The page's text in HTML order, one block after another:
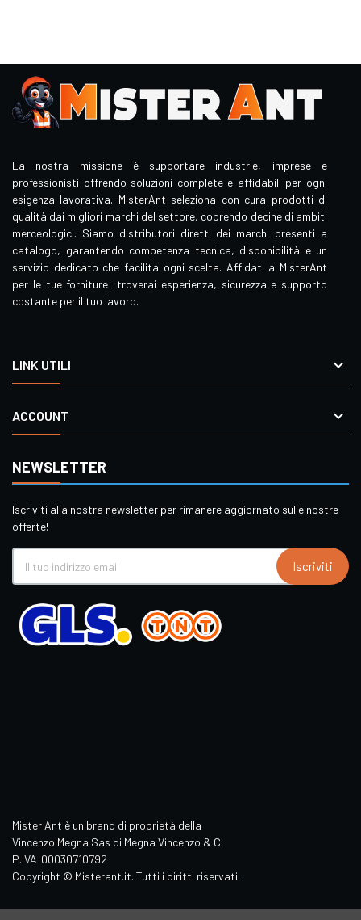
La nostra missione è supportare industrie, imprese e
professionisti offrendo soluzioni complete e affidabili per ogni
esigenza lavorativa. MisterAnt seleziona con cura prodotti di
qualità dai migliori marchi del settore, coprendo decine di ambiti
merceologici. Siamo distributori diretti dei marchi presenti a
catalogo, garantendo competenza tecnica, disponibilità e un
servizio dedicato che facilita ogni scelta. Affidati a MisterAnt
per le tue forniture: troverai esperienza, sicurezza e supporto
costante per il tuo lavoro.
LINK UTILI 
ACCOUNT 
NEWSLETTER
Iscriviti alla nostra newsletter per rimanere aggiornato sulle nostre
offerte!
Iscriviti
Mister Ant è un brand di proprietà della
Vincenzo Megna Sas di Megna Vincenzo & C
P.IVA:00030710792
Copyright © Misterant.it. Tutti i diritti riservati.